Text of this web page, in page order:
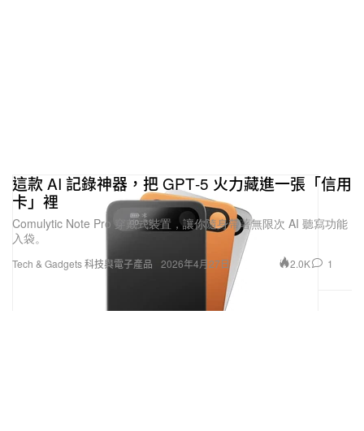
Tech & Gadgets 科技與電子產品
這款 AI 記錄神器，把 GPT‑5 火力藏進一張「信用
卡」裡
Comulytic Note Pro 穿戴式裝置，讓你隨身帶著無限次 AI 聽寫功能
入袋。
2026年4月27日 2.0K 1